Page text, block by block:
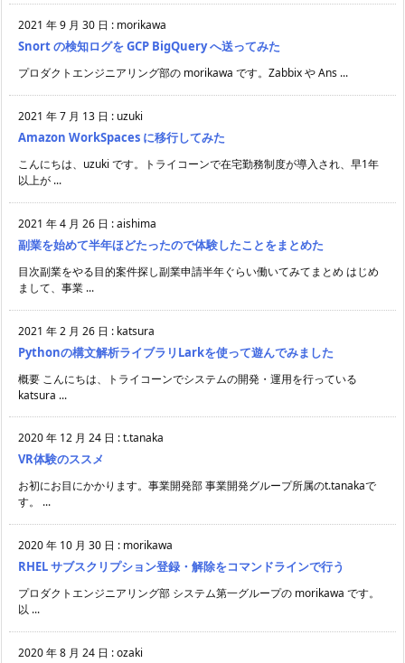
2021 年 9 月 30 日 : morikawa
Snort の検知ログを GCP BigQuery へ送ってみた
プロダクトエンジニアリング部の morikawa です。Zabbix や Ans ...
2021 年 7 月 13 日 : uzuki
Amazon WorkSpaces に移行してみた
こんにちは、uzuki です。トライコーンで在宅勤務制度が導入され、早1年
以上が ...
2021 年 4 月 26 日 :aishima
副業を始めて半年ほどたったので体験したことをまとめた
目次副業をやる目的案件探し副業申請半年ぐらい働いてみてまとめ はじめ
まして、事業 ...
2021 年 2 月 26 日 : katsura
Pythonの構文解析ライブラリLarkを使って遊んでみました
概要 こんにちは、トライコーンでシステムの開発・運用を行っている
katsura ...
2020 年 12 月 24 日 :t.tanaka
VR体験のススメ
お初にお目にかかります。事業開発部 事業開発グループ所属のt.tanakaで
す。 ...
2020 年 10 月 30 日 : morikawa
RHEL サブスクリプション登録・解除をコマンドラインで行う
プロダクトエンジニアリング部 システム第一グループの morikawa です。
以 ...
2020 年 8 月 24 日 :ozaki